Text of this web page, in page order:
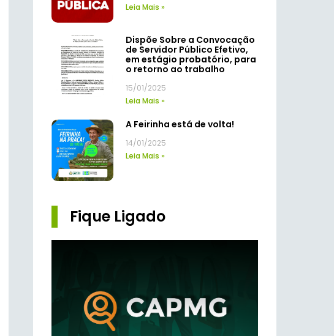
Leia Mais »
Dispõe Sobre a Convocação
de Servidor Público Efetivo,
em estágio probatório, para
o retorno ao trabalho
15/01/2025
Leia Mais »
A Feirinha está de volta!
14/01/2025
Leia Mais »
Fique Ligado